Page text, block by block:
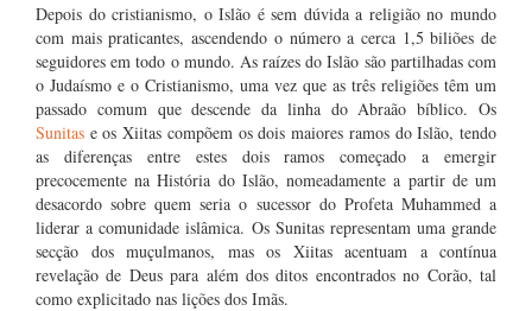
Depois do cristianismo, o Islão é sem dúvida a religião no mundo
com mais praticantes, ascendendo o número a cerca 1,5 biliões de
seguidores em todo o mundo. As raízes do Islão são partilhadas com
o Judaísmo e o Cristianismo, uma vez que as três religiões têm um
passado comum que descende da linha do Abraão bíblico. Os
Sunitas e os Xiitas compõem os dois maiores ramos do Islão, tendo
as diferenças entre estes dois ramos começado a emergir
precocemente na História do Islão, nomeadamente a partir de um
desacordo sobre quem seria o sucessor do Profeta Muhammed a
liderar a comunidade islâmica. Os Sunitas representam uma grande
secção dos muçulmanos, mas os Xiitas acentuam a contínua
revelação de Deus para além dos ditos encontrados no Corão, tal
como explicitado nas lições dos Imãs.